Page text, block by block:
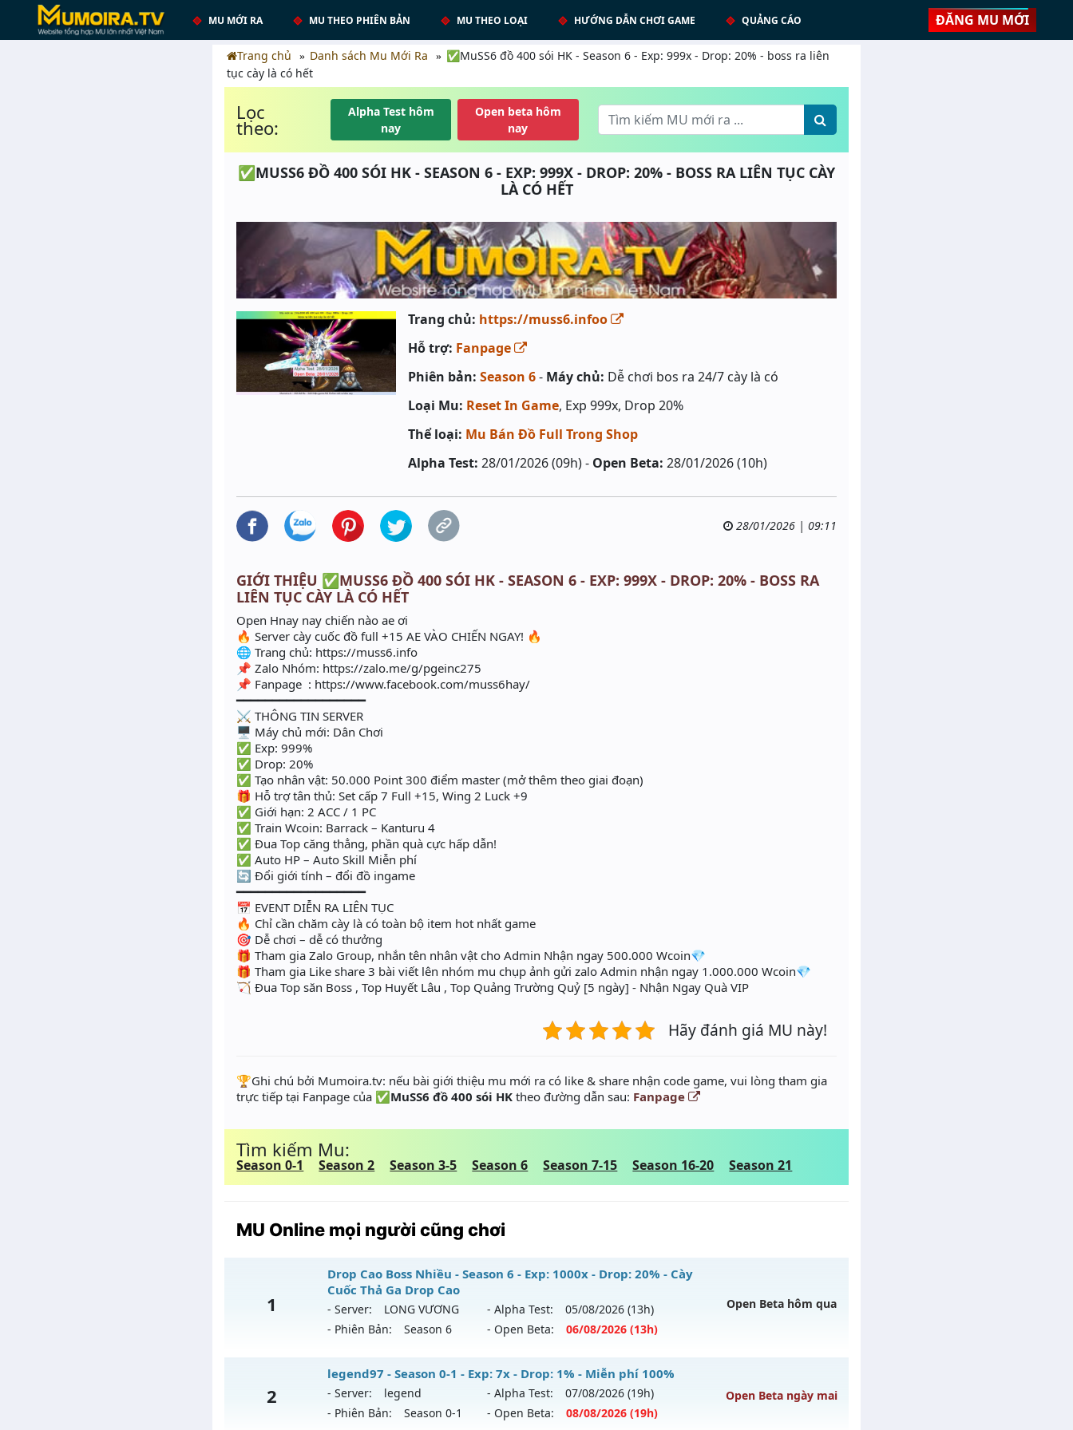
MU MỚI RA MU THEO PHIÊN BẢN MU THEO LOẠI HƯỚNG DẪN CHƠI GAME QUẢNG CÁO ĐĂNG MU MỚI
Trang chủ Danh sách Mu Mới Ra
✅MuSS6 đồ 400 sói HK - Season 6 - Exp: 999x - Drop: 20% - boss ra liên
tục cày là có hết
Lọc
theo:
Alpha Test hôm
nay
Open beta hôm
nay
✅MUSS6 ĐỒ 400 SÓI HK - SEASON 6 - EXP: 999X - DROP: 20% - BOSS RA LIÊN TỤC CÀY
LÀ CÓ HẾT
Trang chủ: https://muss6.infoo
Hỗ trợ: Fanpage
Phiên bản: Season 6- Máy chủ: Dễ chơi bos ra 24/7 cày là có
Loại Mu: Reset In Game, Exp 999x, Drop 20%
Thể loại: Mu Bán Đồ Full Trong Shop
Alpha Test: 28/01/2026 (09h) - Open Beta: 28/01/2026 (10h)
28/01/2026 | 09:11
GIỚI THIỆU ✅MUSS6 ĐỒ 400 SÓI HK - SEASON 6 - EXP: 999X - DROP: 20% - BOSS RA
LIÊN TỤC CÀY LÀ CÓ HẾT
Open Hnay nay chiến nào ae ơi
🔥 Server cày cuốc đồ full +15 AE VÀO CHIẾN NGAY! 🔥
🌐 Trang chủ: https://muss6.info
📌 Zalo Nhóm: https://zalo.me/g/pgeinc275
📌 Fanpage : https://www.facebook.com/muss6hay/
━━━━━━━━━━━━━━━━━━
⚔️ THÔNG TIN SERVER
🖥 Máy chủ mới: Dân Chơi
✅ Exp: 999%
✅ Drop: 20%
✅ Tạo nhân vật: 50.000 Point 300 điểm master (mở thêm theo giai đoạn)
🎁 Hỗ trợ tân thủ: Set cấp 7 Full +15, Wing 2 Luck +9
✅ Giới hạn: 2 ACC / 1 PC
✅ Train Wcoin: Barrack – Kanturu 4
✅ Đua Top căng thẳng, phần quà cực hấp dẫn!
✅ Auto HP – Auto Skill Miễn phí
🔄 Đổi giới tính – đổi đồ ingame
━━━━━━━━━━━━━━━━━━
📅 EVENT DIỄN RA LIÊN TỤC
🔥 Chỉ cần chăm cày là có toàn bộ item hot nhất game
🎯 Dễ chơi – dễ có thưởng
🎁 Tham gia Zalo Group, nhắn tên nhân vật cho Admin Nhận ngay 500.000 Wcoin💎
🎁 Tham gia Like share 3 bài viết lên nhóm mu chụp ảnh gửi zalo Admin nhận ngay 1.000.000 Wcoin💎
🏹 Đua Top săn Boss , Top Huyết Lâu , Top Quảng Trường Quỷ [5 ngày] - Nhận Ngay Quà VIP
Hãy đánh giá MU này!
️🏆Ghi chú bởi Mumoira.tv: nếu bài giới thiệu mu mới ra có like & share nhận code game, vui lòng tham gia
trực tiếp tại Fanpage của ✅MuSS6 đồ 400 sói HK theo đường dẫn sau: Fanpage
Tìm kiếm Mu:
Season 0-1 Season 2 Season 3-5 Season 6 Season 7-15 Season 16-20 Season 21
MU Online mọi người cũng chơi
1
Drop Cao Boss Nhiều - Season 6 - Exp: 1000x - Drop: 20% - Cày
Cuốc Thả Ga Drop Cao
- Server: LONG VƯƠNG - Alpha Test: 05/08/2026 (13h)
- Phiên Bản:
Season 6 - Open Beta: 06/08/2026 (13h)
Open Beta hôm qua
Drop Cao Boss Nhiều - Cày Cuốc Thả Ga Drop Cao
Mu mới ra tháng 08 2026 - Mở máy chủLONG VƯƠNG
vào 13h ngày 06/08/2626
2
legend97 - Season 0-1 - Exp: 7x - Drop: 1% - Miễn phí 100%
- Server: legend - Alpha Test: 07/08/2026 (19h)
- Phiên Bản:
Season 0-1 - Open Beta: 08/08/2026 (19h)
Open Beta ngày mai